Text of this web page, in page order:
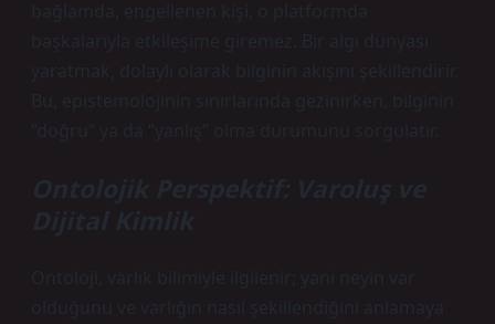
bağlamda, engellenen kişi, o platformda
başkalarıyla etkileşime giremez. Bir algı dünyası
yaratmak, dolaylı olarak bilginin akışını şekillendirir.
Bu, epistemolojinin sınırlarında gezinirken, bilginin
“doğru” ya da “yanlış” olma durumunu sorgulatır.
Ontolojik Perspektif: Varoluş ve
Dijital Kimlik
Ontoloji, varlık bilimiyle ilgilenir; yani neyin var
olduğunu ve varlığın nasıl şekillendiğini anlamaya